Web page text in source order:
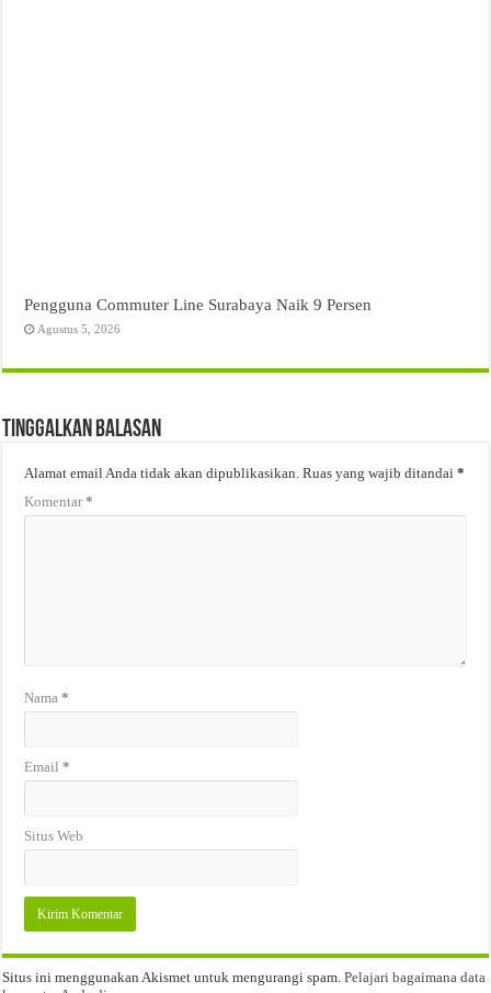
Pengguna Commuter Line Surabaya Naik 9 Persen
Agustus 5, 2026
Tinggalkan Balasan
Alamat email Anda tidak akan dipublikasikan. Ruas yang wajib ditandai*
Komentar*
Nama*
Email*
Situs Web
Situs ini menggunakan Akismet untuk mengurangi spam.Pelajari bagaimana data